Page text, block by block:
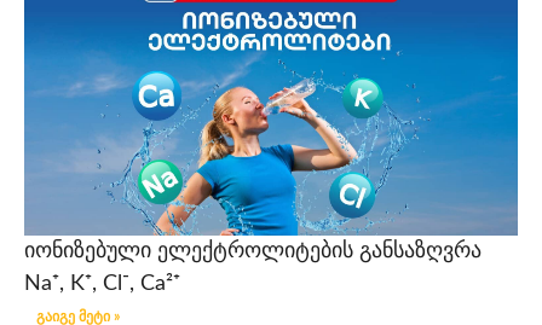
იონიზებული ელექტროლიტების განსაზღვრა
Na⁺, K⁺, Cl⁻, Ca²⁺
გაიგე მეტი »